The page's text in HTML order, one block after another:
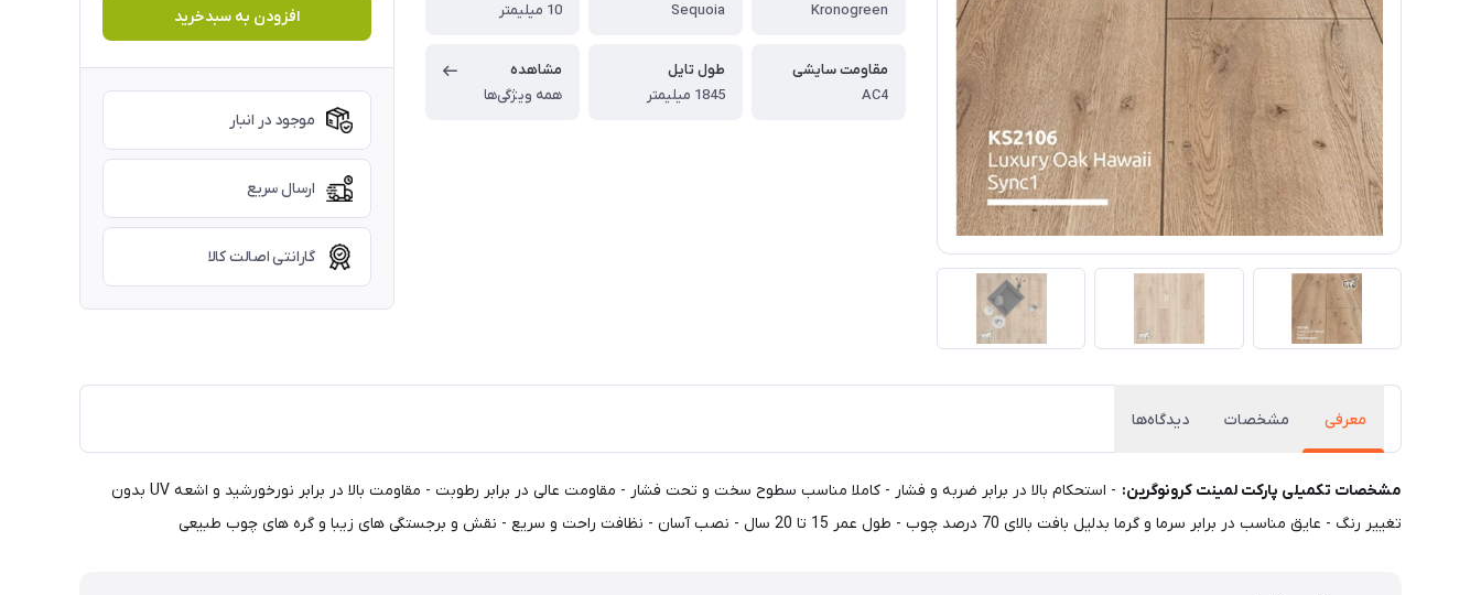
Kronogreen
Sequoia
10 میلیمتر
مقاومت سایشی
AC4
طول تایل
1845 میلیمتر
مشاهده
همه ویژگی‌ها
افزودن به سبدخرید
موجود در انبار
ارسال سریع
گارانتی اصالت کالا
معرفی مشخصات دیدگاه‌ها
مشخصات تکمیلی پارکت لمینت کرونوگرین:
- استحکام بالا در برابر ضربه و فشار - کاملا مناسب سطوح سخت و تحت فشار - مقاومت عالی در برابر رطوبت - مقاومت بالا در برابر نورخورشید و اشعه UV بدون
تغییر رنگ - عایق مناسب در برابر سرما و گرما بدلیل بافت بالای 70 درصد چوب - طول عمر 15 تا 20 سال - نصب آسان - نظافت راحت و سریع - نقش و برجستگی های زیبا و گره های چوب طبیعی